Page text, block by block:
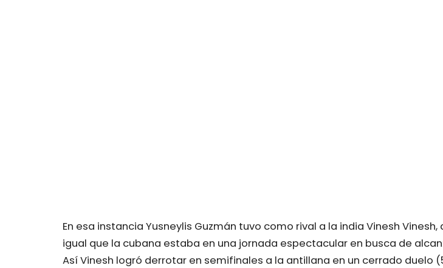
En esa instancia Yusneylis Guzmán tuvo como rival a la india Vinesh Vinesh,
igual que la cubana estaba en una jornada espectacular en busca de
Así Vinesh logró derrotar en semifinales a la antillana en un cerrado duelo